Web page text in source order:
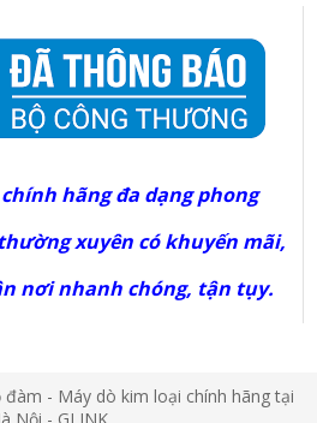
hãng đa dạng phong
xuyên có khuyến mãi,
nơi nhanh chóng, tận tụy.
- Máy dò kim loại chính hãng tại